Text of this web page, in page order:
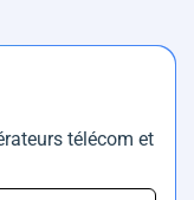
télécom et